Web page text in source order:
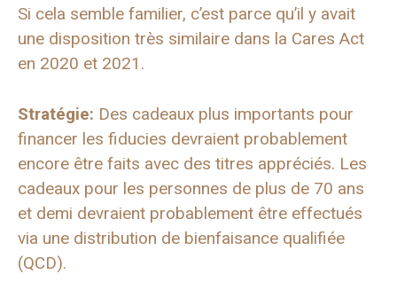
Si cela semble familier, c’est parce qu’il y avait
une disposition très similaire dans la Cares Act
en 2020 et 2021.
Stratégie: Des cadeaux plus importants pour
financer les fiducies devraient probablement
encore être faits avec des titres appréciés. Les
cadeaux pour les personnes de plus de 70 ans
et demi devraient probablement être effectués
via une distribution de bienfaisance qualifiée
(QCD).